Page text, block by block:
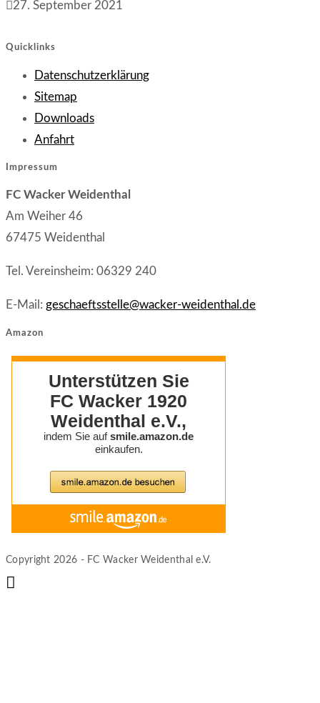
27. September 2021
Quicklinks
DatenschutzerklärungOpens
Sitemap
in
DownloadsOpens
AnfahrtOpens
Impressum
FC Wacker Weidenthal
Am Weiher 46
67475 Weidenthal
Tel. Vereinsheim: 06329 240
E-Mail: geschaeftsstelle@wacker-weidenthal.de
Amazon
Copyright 2026 - FC Wacker Weidenthal e.V.